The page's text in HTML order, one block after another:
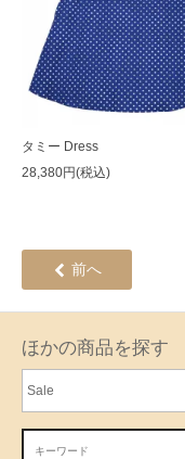
タミー Dress
28,380円(税込)
前へ
ほかの商品を探す